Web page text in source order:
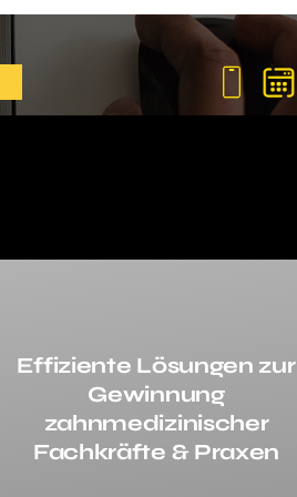
Effiziente Lösungen zur
Gewinnung
zahnmedizinischer
Fachkräfte & Praxen